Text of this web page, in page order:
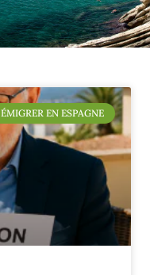
ÉMIGRER EN ESPAGNE